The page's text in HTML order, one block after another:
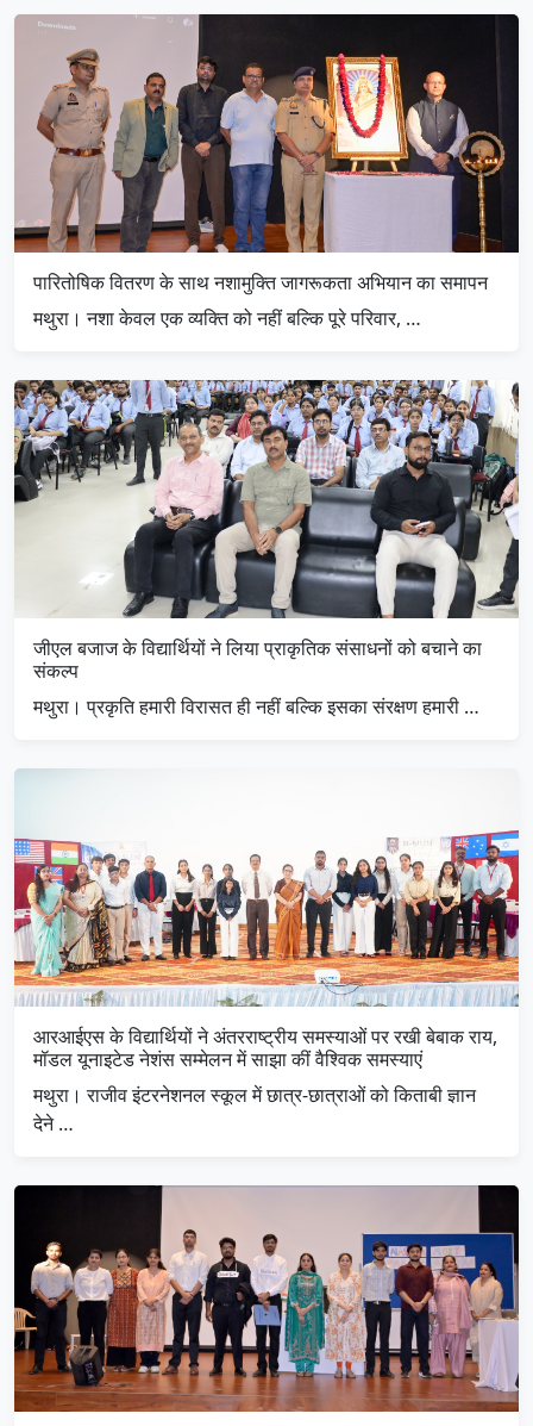
पारितोषिक वितरण के साथ नशामुक्ति जागरूकता अभियान का समापन
मथुरा। नशा केवल एक व्यक्ति को नहीं बल्कि पूरे परिवार, …
जीएल बजाज के विद्यार्थियों ने लिया प्राकृतिक संसाधनों को बचाने का
संकल्प
मथुरा। प्रकृति हमारी विरासत ही नहीं बल्कि इसका संरक्षण हमारी …
आरआईएस के विद्यार्थियों ने अंतरराष्ट्रीय समस्याओं पर रखी बेबाक राय,
मॉडल यूनाइटेड नेशंस सम्मेलन में साझा कीं वैश्विक समस्याएं
मथुरा। राजीव इंटरनेशनल स्कूल में छात्र-छात्राओं को किताबी ज्ञान
देने …